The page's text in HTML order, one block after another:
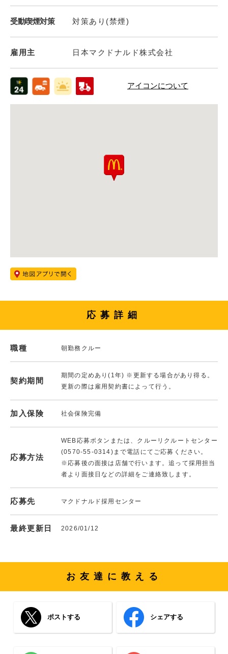
受動喫煙対策 対策あり(禁煙)
雇用主 日本マクドナルド株式会社
アイコンについて
応募詳細
職種 朝勤務クルー
契約期間
期間の定めあり(1年) ※更新する場合があり得る。
更新の際は雇用契約書によって行う。
加入保険 社会保険完備
応募方法
WEB応募ボタンまたは、クルーリクルートセンター
(0570-55-0314)まで電話にてご応募ください。
※応募後の面接は店舗で行います。追って採用担当
者より面接日などの詳細をご連絡致します。
応募先 マクドナルド採用センター
最終更新日 2026/01/12
お友達に教える
ポストする シェアする